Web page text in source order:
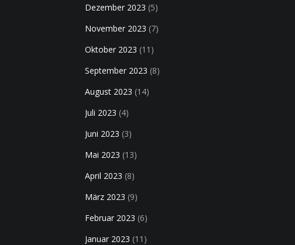
Dezember 2023 (5)
November 2023 (7)
Oktober 2023 (11)
September 2023 (8)
August 2023 (14)
Juli 2023 (4)
Juni 2023 (3)
Mai 2023 (13)
April 2023 (8)
März 2023 (9)
Februar 2023 (6)
Januar 2023 (11)